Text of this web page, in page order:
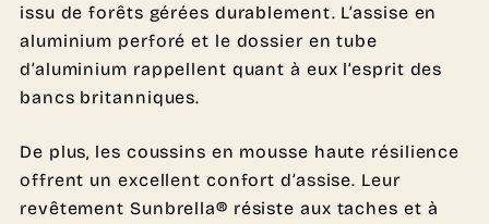
issu de forêts gérées durablement. L’assise en
aluminium perforé et le dossier en tube
d’aluminium rappellent quant à eux l’esprit des
bancs britanniques.
De plus, les coussins en mousse haute résilience
offrent un excellent confort d’assise. Leur
revêtement Sunbrella® résiste aux taches et à